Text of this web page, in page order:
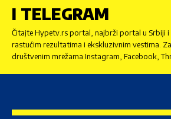
I TELEGRAM
Čitajte Hypetv.rs portal, najbrži portal u Srbiji i
rastućim rezultatima i ekskluzivnim vestima.
društvenim mrežama Instagram, Facebook,